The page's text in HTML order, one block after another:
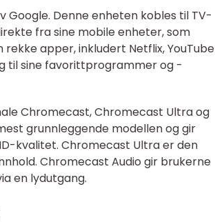
Denne enheten kobles til TV-
fra sine mobile enheter, som
apper, inkludert Netflix, YouTube
til sine favorittprogrammer og -
Chromecast, Chromecast Ultra og
grunnleggende modellen og gir
kvalitet. Chromecast Ultra er den
Chromecast Audio gir brukerne
en lydutgang.